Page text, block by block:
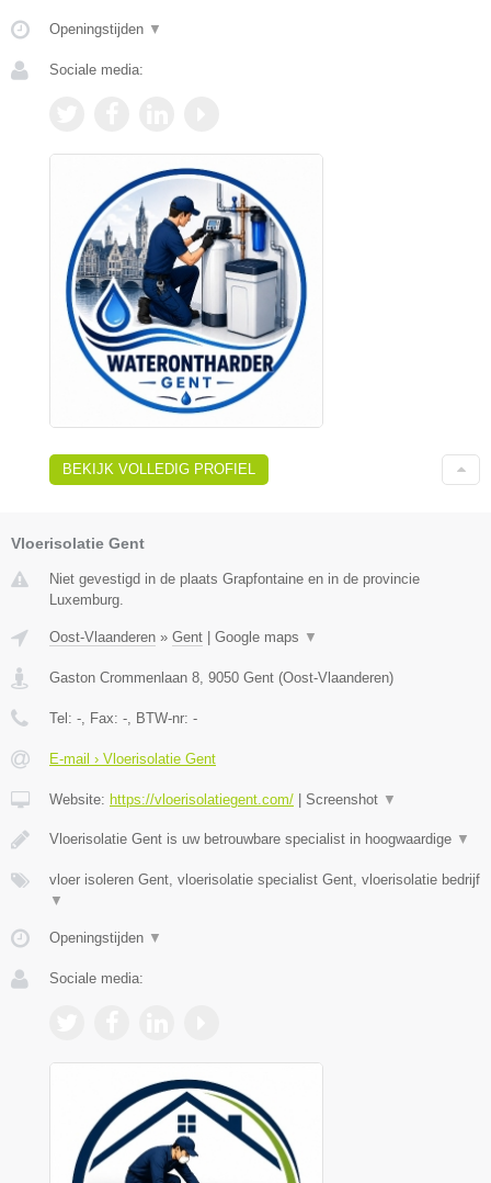
Openingstijden ▼
Sociale media:
BEKIJK VOLLEDIG PROFIEL
Vloerisolatie Gent
Niet gevestigd in de plaats Grapfontaine en in de provincie
Luxemburg.
Oost-Vlaanderen » Gent Google maps ▼
Gaston Crommenlaan 8, 9050 Gent (Oost-Vlaanderen)
Tel: -, Fax: -, BTW-nr: -
E-mail › Vloerisolatie Gent
Website: https://vloerisolatiegent.com/ Screenshot ▼
Vloerisolatie Gent is uw betrouwbare specialist in hoogwaardige ▼
vloer isoleren Gent, vloerisolatie specialist Gent, vloerisolatie bedrijf
▼
Openingstijden ▼
Sociale media: